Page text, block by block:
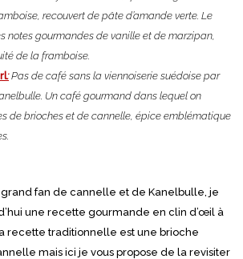
recouvert de pâte d’amande verte. Le
notes gourmandes de vanille et de marzipan,
de la framboise.
: Pas de café sans la viennoiserie suédoise par
Un café gourmand dans lequel on
de brioches et de cannelle, épice emblématique
fan de cannelle et de Kanelbulle, je
une recette gourmande en clin d’œil à
recette traditionnelle est une brioche
mais ici je vous propose de la revisiter